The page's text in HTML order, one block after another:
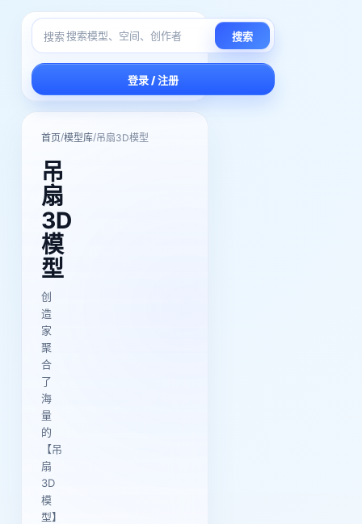
搜索 搜索
登录 / 注册
首页/模型库/吊扇3D模型
吊
扇
3D
模
型
创
造
家
聚
合
了
海
量
的
【吊
扇
3D
模
型】